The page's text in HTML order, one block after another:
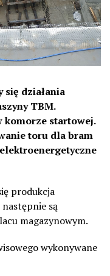
się działania
TBM.
komorze startowej.
toru dla bram
produkcja
są
magazynowym.
wykonywane